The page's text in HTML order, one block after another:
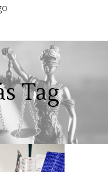
Tag